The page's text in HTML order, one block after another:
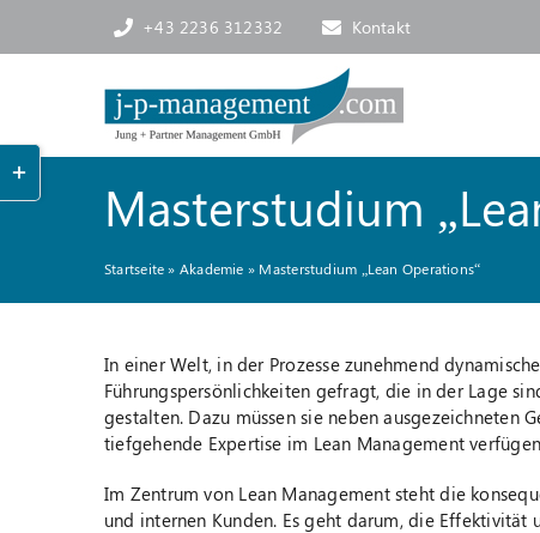
+43 2236 312332 Kontakt
Masterstudium
Startseite» Akademie » Masterstudium „Lean Operations“
In einer Welt, in der Prozesse zunehmend
Führungspersönlichkeiten gefragt, die in der Lage
gestalten. Dazu müssen sie neben ausgezeichneten
tiefgehende Expertise im Lean Management
Im Zentrum von Lean Management steht die
und internen Kunden. Es geht darum, die Effektivität